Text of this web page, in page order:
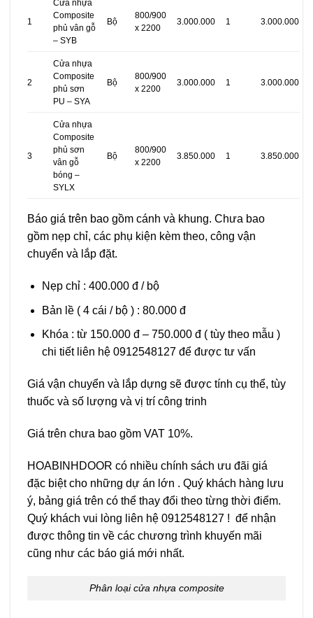
1
Cửa nhựa
Composite
phủ vân gỗ
– SYB
Bộ
800/900
x 2200
3.000.000 1 3.000.000
2
Cửa nhựa
Composite
phủ sơn
PU – SYA
Bộ
800/900
x 2200
3.000.000 1 3.000.000
3
Cửa nhựa
Composite
phủ sơn
vân gỗ
bóng –
SYLX
Bộ
800/900
x 2200
3.850.000 1 3.850.000
Báo giá trên bao gồm cánh và khung. Chưa bao
gồm nẹp chỉ, các phụ kiện kèm theo, công vận
chuyển và lắp đặt.
Nẹp chỉ : 400.000 đ / bộ
Bản lề ( 4 cái / bộ ) : 80.000 đ
Khóa : từ 150.000 đ – 750.000 đ ( tùy theo mẫu )
chi tiết liên hệ 0912548127 để được tư vấn
Giá vận chuyển và lắp dựng sẽ được tính cụ thể, tùy
thuốc và số lượng và vị trí công trinh
Giá trên chưa bao gồm VAT 10%.
HOABINHDOOR có nhiều chính sách ưu đãi giá
đặc biệt cho những dự án lớn . Quý khách hàng lưu
ý, bảng giá trên có thể thay đổi theo từng thời điểm.
Quý khách vui lòng liên hệ 0912548127 ! để nhận
được thông tin về các chương trình khuyến mãi
cũng như các báo giá mới nhất.
Phân loại cửa nhựa composite